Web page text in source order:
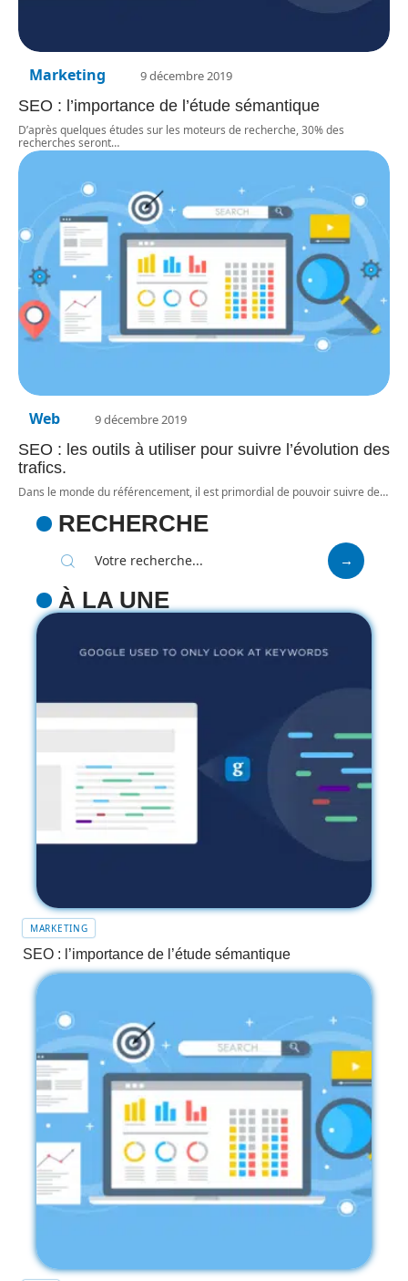
Marketing 9 décembre 2019
SEO : l’importance de l’étude sémantique
D’après quelques études sur les moteurs de recherche, 30% des
recherches seront…
Web 9 décembre 2019
SEO : les outils à utiliser pour suivre l’évolution des
trafics.
Dans le monde du référencement, il est primordial de pouvoir suivre de…
RECHERCHE
À LA UNE
MARKETING
SEO : l’importance de l’étude sémantique